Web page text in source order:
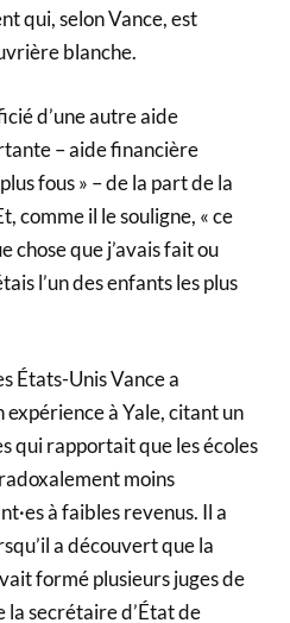
qui, selon Vance, est
blanche.
d’une autre aide
– aide financière
fous » – de la part de la
comme il le souligne, « ce
chose que j’avais fait ou
l’un des enfants les plus
États-Unis Vance a
à Yale, citant un
qui rapportait que les écoles
moins
à faibles revenus. Il a
a découvert que la
formé plusieurs juges de
la secrétaire d’État de